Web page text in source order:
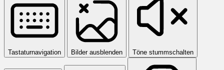
Tastaturnavigation Bilder ausblenden Töne stummschalten